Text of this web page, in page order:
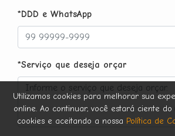
*DDD e WhatsApp
*Serviço que deseja orçar
Utilizamos cookies para melhorar sua
online. Ao continuar, você estará ciente do
cookies e aceitando a nossa Política de